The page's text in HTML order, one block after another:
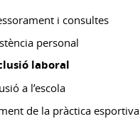
i consultes
personal
laboral
a l’escola
de la pràctica esportiva